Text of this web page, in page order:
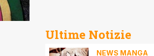
Ultime Notizie
NEWS MANGA